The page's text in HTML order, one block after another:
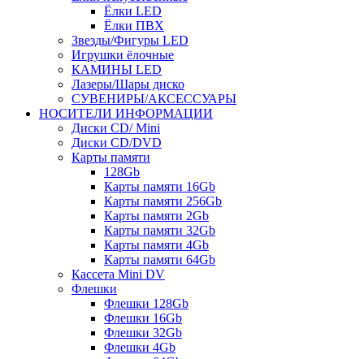
Ёлки LED
Ёлки ПВХ
Звезды/Фигуры LED
Игрушки ёлочные
КАМИНЫ LED
Лазеры/Шары диско
СУВЕНИРЫ/АКСЕССУАРЫ
НОСИТЕЛИ ИНФОРМАЦИИ
Диски CD/ Mini
Диски CD/DVD
Карты памяти
128Gb
Карты памяти 16Gb
Карты памяти 256Gb
Карты памяти 2Gb
Карты памяти 32Gb
Карты памяти 4Gb
Карты памяти 64Gb
Кассета Mini DV
Флешки
Флешки 128Gb
Флешки 16Gb
Флешки 32Gb
Флешки 4Gb